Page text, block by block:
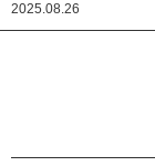
2025.08.26